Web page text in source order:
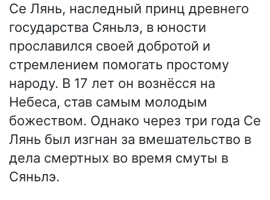
Се Лянь, наследный принц древнего
государства Сяньлэ, в юности
прославился своей добротой и
стремлением помогать простому
народу. В 17 лет он вознёсся на
Небеса, став самым молодым
божеством. Однако через три года Се
Лянь был изгнан за вмешательство в
дела смертных во время смуты в
Сяньлэ.